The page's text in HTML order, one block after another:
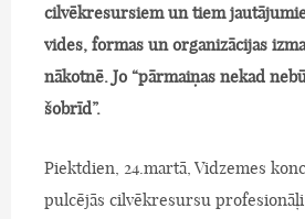
cilvēkresursiem un tiem
vides, formas un organizācijas
nākotnē. Jo “pārmaiņas nekad
šobrīd”.
Piektdien, 24.martā, Vidzemes
pulcējās cilvēkresursu